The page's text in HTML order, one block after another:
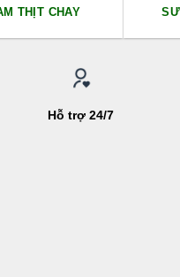
THỊT CHAY
Hỗ trợ 24/7